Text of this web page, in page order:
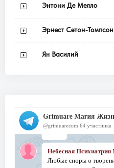
Энтони Де Мелло
Эрнест Сетон-Томпсон
Ян Василий